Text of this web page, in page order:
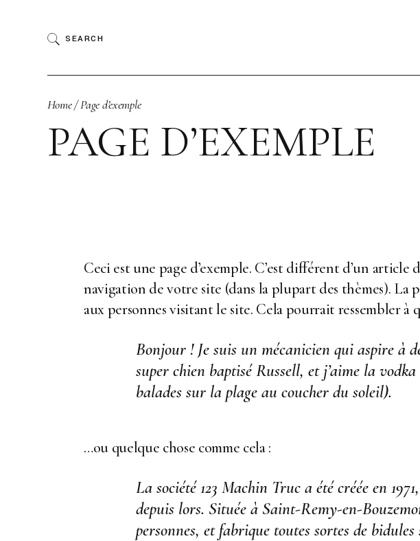
SEARCH
Home Page d’exemple
PAGE D’EXEMPLE
Ceci est une page d’exemple. C’est différent d’un
navigation de votre site (dans la plupart des thèmes). La
aux personnes visitant le site. Cela pourrait ressembler à
Bonjour ! Je suis un mécanicien qui aspire à
super chien baptisé Russell, et j’aime la
balades sur la plage au coucher du soleil).
…ou quelque chose comme cela :
La société 123 Machin Truc a été créée en
depuis lors. Située à Saint-Remy-en-
personnes, et fabrique toutes sortes de